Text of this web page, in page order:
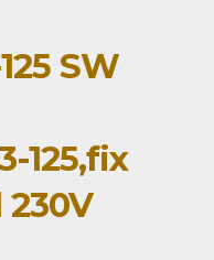
SW
125,fix